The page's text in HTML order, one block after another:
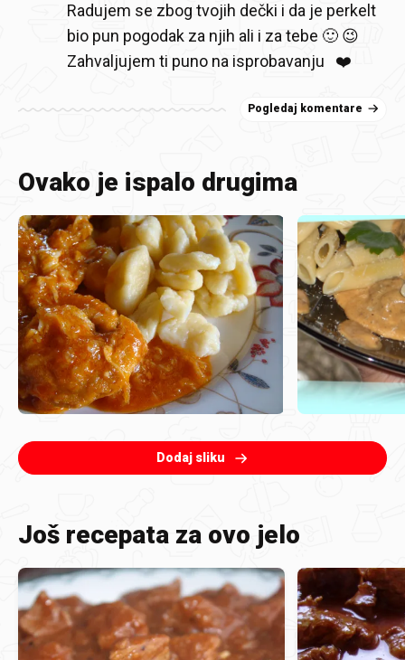
Radujem se zbog tvojih dečki i da je perkelt
bio pun pogodak za njih ali i za tebe 🙂 😉
Zahvaljujem ti puno na isprobavanju ❤️
Pogledaj komentare
Ovako je ispalo drugima
Dodaj sliku
Još recepata za ovo jelo